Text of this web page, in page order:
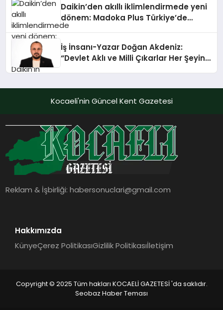
Daikin’den akıllı iklimlendirmede yeni
dönem: Madoka Plus Türkiye’de
Daikin’in kullanıcı dostu tasarımıyla
teknolojilerle donatılmış son modeli
VRV kontrol ünitesi Madoka Plus
Türkiye’de satışa sunuldu. Tam
sayesinde iklimlendirme sistemlerinin
verimli hale getiriyor. Enerji
verimliliğini artırırken modern yaşam
alanlarında teknolojiyi estetik ile bulu
İş İnsanı-Yazar Doğan Akdeniz:
“Devlet Aklı ve Milli Çıkarlar Her Şeyin
Kocaeli'nin Güncel Kent Gazetesi
Reklam & İşbirliği:habersonuclari@gmail.com
Hakkımızda
KünyeÇerez PolitikasıGizlilik Politikasıİletişim
Copyright © 2025 Tüm hakları KOCAELİ GAZETESİ 'da saklıdır.
Seobaz Haber Teması